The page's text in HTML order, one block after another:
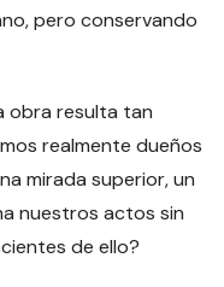
pero conservando
obra resulta tan
realmente dueños
mirada superior, un
nuestros actos sin
de ello?